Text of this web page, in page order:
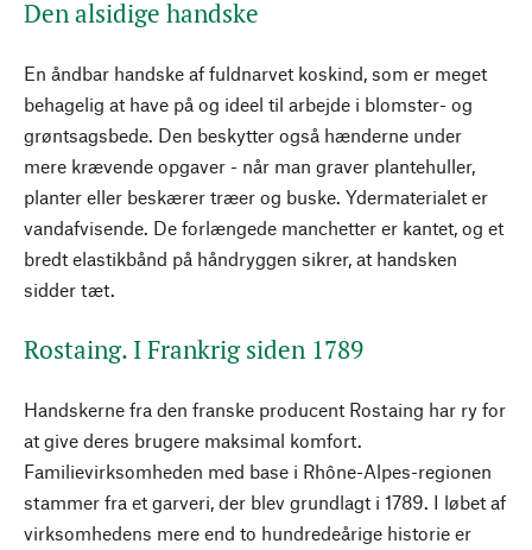
Den alsidige handske
En åndbar handske af fuldnarvet koskind, som er meget
behagelig at have på og ideel til arbejde i blomster- og
grøntsagsbede. Den beskytter også hænderne under
mere krævende opgaver - når man graver plantehuller,
planter eller beskærer træer og buske. Ydermaterialet er
vandafvisende. De forlængede manchetter er kantet, og et
bredt elastikbånd på håndryggen sikrer, at handsken
sidder tæt.
Rostaing. I Frankrig siden 1789
Handskerne fra den franske producent Rostaing har ry for
at give deres brugere maksimal komfort.
Familievirksomheden med base i Rhône-Alpes-regionen
stammer fra et garveri, der blev grundlagt i 1789. I løbet af
virksomhedens mere end to hundredeårige historie er